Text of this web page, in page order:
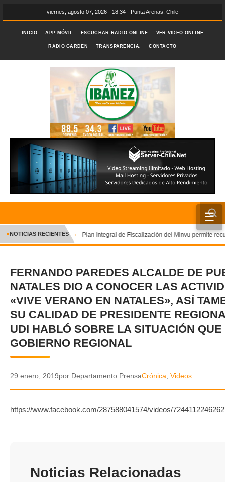
viernes, agosto 07, 2026 - 18:34 - Punta Arenas, Chile
INICIO APP MÓVIL ESCUCHAR RADIO ONLINE VER VIDEO ONLINE
RADIO GARDEN TRANSPARENCIA. CONTACTO
☰
INICIO
CRÓNICA
DEPORTES
ENTRETENIMIENTO Y CULTURA
POLICIAL
POLÍTICA
VIDEOS
GALERIA DE FOTOS
✕
●NOTICIAS RECIENTES Plan Integral de Fiscalización del Minvu permite
FERNANDO PAREDES ALCALDE DE
NATALES DIO A CONOCER LAS
«VIVE VERANO EN NATALES», ASÍ
SU CALIDAD DE PRESIDENTE
UDI HABLÓ SOBRE LA SITUACIÓN
GOBIERNO REGIONAL
29 enero, 2019por Departamento PrensaCrónica, Videos
https://www.facebook.com/287588041574/videos/
Noticias Relacionadas